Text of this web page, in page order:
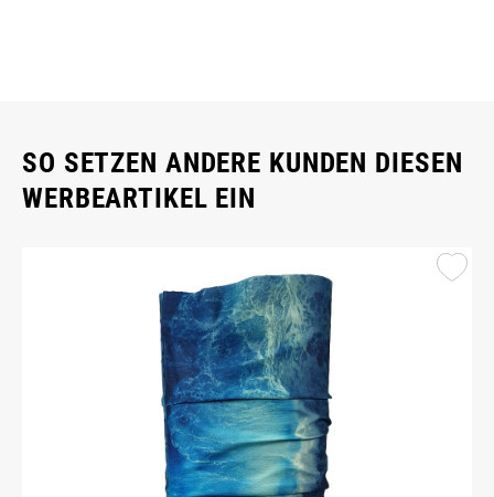
SO SETZEN ANDERE KUNDEN DIESEN
WERBEARTIKEL EIN